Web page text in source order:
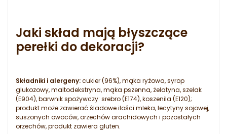
Jaki skład mają błyszczące
perełki do dekoracji?
Składniki i alergeny:cukier (96%), mąka ryżowa, syrop
glukozowy, maltodekstryna, mąka pszenna, żelatyna, szelak
(E904), barwnik spożywczy: srebro (E174), koszenila (E120);
produkt może zawierać śladowe ilości mleka, lecytyny sojowej,
suszonych owoców, orzechów arachidowych i pozostałych
orzechów, produkt zawiera gluten.